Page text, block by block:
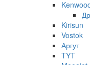
Kirisun
Vostok
Аргут
TYT